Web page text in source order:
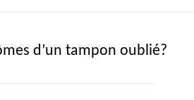
d’un tampon oublié?